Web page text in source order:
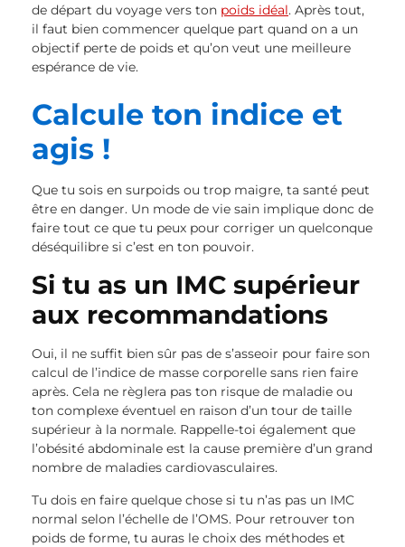
de départ du voyage vers ton poids idéal. Après tout,
il faut bien commencer quelque part quand on a un
objectif perte de poids et qu’on veut une meilleure
espérance de vie.
Calcule ton indice et
agis !
Que tu sois en surpoids ou trop maigre, ta santé peut
être en danger. Un mode de vie sain implique donc de
faire tout ce que tu peux pour corriger un quelconque
déséquilibre si c’est en ton pouvoir.
Si tu as un IMC supérieur
aux recommandations
Oui, il ne suffit bien sûr pas de s’asseoir pour faire son
calcul de l’indice de masse corporelle sans rien faire
après. Cela ne règlera pas ton risque de maladie ou
ton complexe éventuel en raison d’un tour de taille
supérieur à la normale. Rappelle-toi également que
l’obésité abdominale est la cause première d’un grand
nombre de maladies cardiovasculaires.
Tu dois en faire quelque chose si tu n’as pas un IMC
normal selon l’échelle de l’OMS. Pour retrouver ton
poids de forme, tu auras le choix des méthodes et